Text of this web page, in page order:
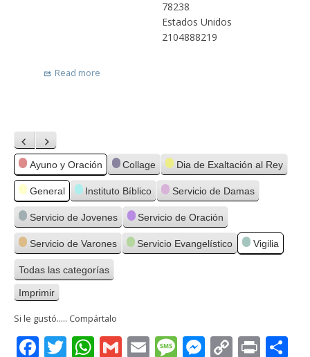
78238
Estados Unidos
2104888219
Read more
Anterior
Siguiente
Categorías
Ayuno y Oración Collage Dia de Exaltación al Rey
General Instituto Bíblico Servicio de Damas
Servicio de Jovenes Servicio de Oración
Servicio de Varones Servicio Evangelístico Vigilia
Todas las categorías
Imprimir
Si le gustó..... Compártalo
Facebook
Twitter
WhatsApp
GmailEmailMessage
Copy
Print